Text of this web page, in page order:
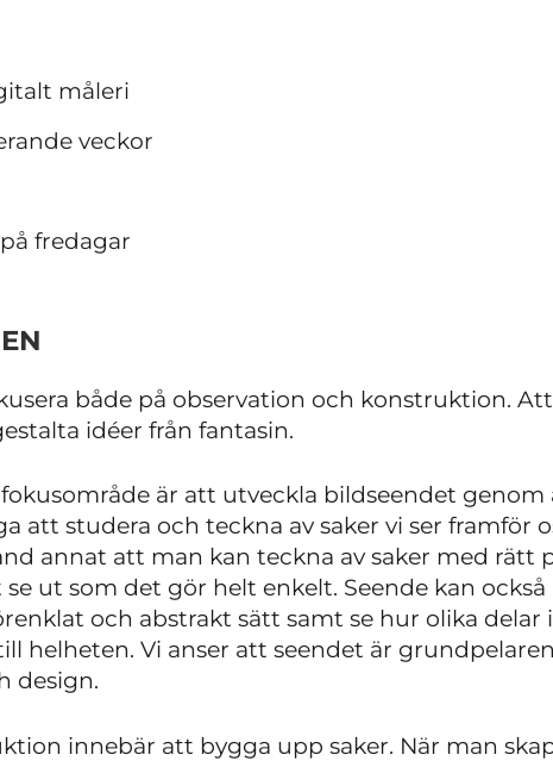
måleri
veckor
fredagar
både på observation och konstruktion.
idéer från fantasin.
är att utveckla bildseendet genom
att studera och teckna av saker vi ser framför
annat att man kan teckna av saker med rätt
ut som det gör helt enkelt. Seende kan
och abstrakt sätt samt se hur olika delar
helheten. Vi anser att seendet är
design.
innebär att bygga upp saker. När man